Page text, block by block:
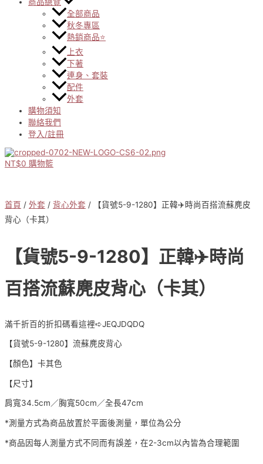
全部商品
秋冬專區
熱銷商品⭐
上衣
下著
連身、套裝
配件
外套
購物須知
聯絡我們
登入/註冊
NT$0 購物籃
首頁 / 外套 / 背心外套 / 【貨號5-9-1280】正韓✈️時尚百搭流蘇麂皮
背心（卡其）
【貨號5-9-1280】正韓✈️時尚
百搭流蘇麂皮背心（卡其）
滿千折百的折扣碼看這裡➪JEQJDQDQ
【貨號5-9-1280】流蘇麂皮背心
【顏色】卡其色
【尺寸】
肩寬34.5cm／胸寬50cm／全長47cm
*測量方式為商品放置於平面後測量，單位為公分
*商品因每人測量方式不同而有誤差，在2-3cm以內皆為合理範圍